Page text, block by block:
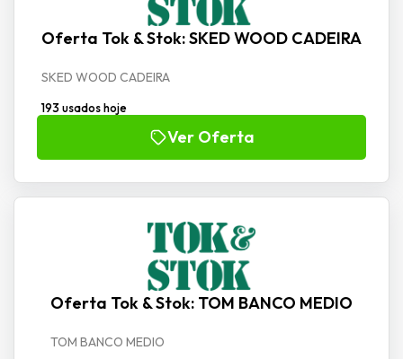
Oferta Tok & Stok: SKED WOOD CADEIRA
SKED WOOD CADEIRA
193 usados hoje
Ver Oferta
Oferta Tok & Stok: TOM BANCO MEDIO
TOM BANCO MEDIO